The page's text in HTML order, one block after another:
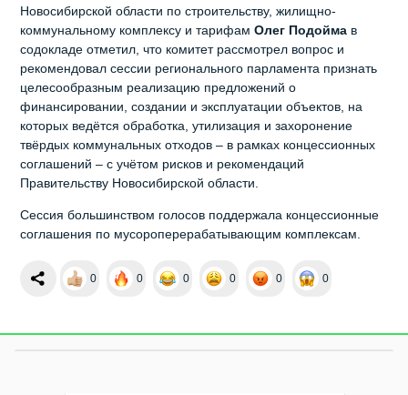
Новосибирской области по строительству, жилищно-
коммунальному комплексу и тарифамОлег Подойма в
содокладе отметил, что комитет рассмотрел вопрос и
рекомендовал сессии регионального парламента признать
целесообразным реализацию предложений о
финансировании, создании и эксплуатации объектов, на
которых ведётся обработка, утилизация и захоронение
твёрдых коммунальных отходов – в рамках концессионных
соглашений – с учётом рисков и рекомендаций
Правительству Новосибирской области.
Сессия большинством голосов поддержала концессионные
соглашения по мусороперерабатывающим комплексам.
0 0 0 0 0 0